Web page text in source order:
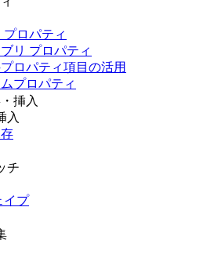
プロパティ
リ プロパティ
ロパティ項目の活用
プロパティ
挿入
入
チ
イプ